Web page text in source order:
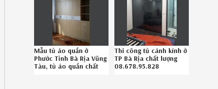
Mẫu tủ áo quần ở
Phước Tỉnh Bà Rịa Vũng
Tàu, tủ áo quần chất
Thi công tủ cánh kính ở
TP Bà Rịa chất lượng
08.678.95.828